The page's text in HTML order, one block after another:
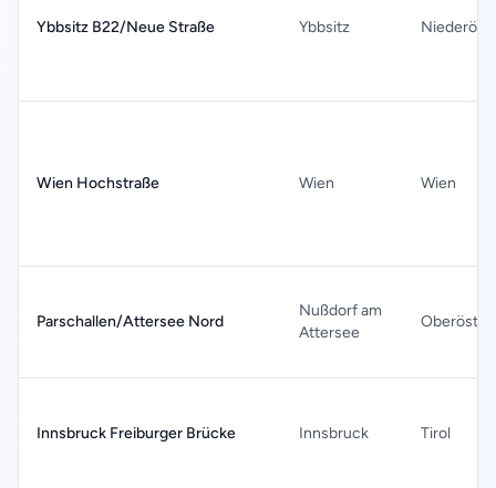
Ybbsitz B22/Neue Straße Ybbsitz
Wien Hochstraße Wien Wien
Parschallen/Attersee Nord
Nußdorf am
Attersee
Innsbruck Freiburger Brücke Innsbruck Tirol